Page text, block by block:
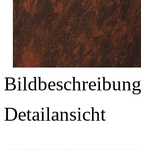
Bildbeschreibung
Detailansicht